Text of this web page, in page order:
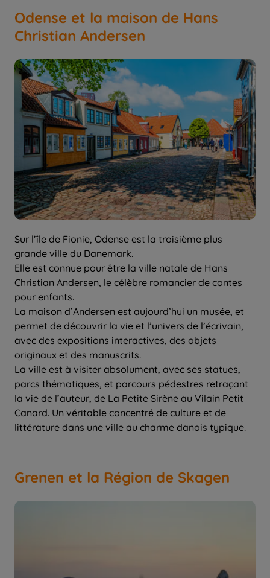
Odense et la maison de Hans
Christian Andersen
Sur l’île de Fionie, Odense est la troisième plus
grande ville du Danemark.
Elle est connue pour être la ville natale de Hans
Christian Andersen, le célèbre romancier de contes
pour enfants.
La maison d’Andersen est aujourd’hui un musée, et
permet de découvrir la vie et l’univers de l’écrivain,
avec des expositions interactives, des objets
originaux et des manuscrits.
La ville est à visiter absolument, avec ses statues,
parcs thématiques, et parcours pédestres retraçant
la vie de l’auteur, de La Petite Sirène au Vilain Petit
Canard. Un véritable concentré de culture et de
littérature dans une ville au charme danois typique.
Grenen et la Région de Skagen